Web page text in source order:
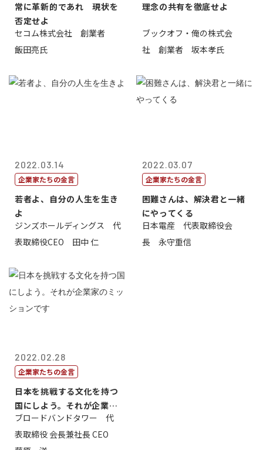
常に革新的であれ 現状を
否定せよ
セコム株式会社 創業者
飯田亮氏
理念の共有を徹底せよ
ブックオフ・俺の株式会
社 創業者 坂本孝氏
2022.03.14
企業家たちの金言
若者よ、自分の人生を生き
よ
ジンズホールディングス 代
表取締役CEO 田中 仁
2022.03.07
企業家たちの金言
困難さんは、解決君と一緒
にやってくる
日本電産 代表取締役会
長 永守重信
2022.02.28
企業家たちの金言
日本を挑戦する文化を持つ
国にしよう。それが企業家
のミッション...
ブロードバンドタワー 代
表取締役 会長兼社長 CEO